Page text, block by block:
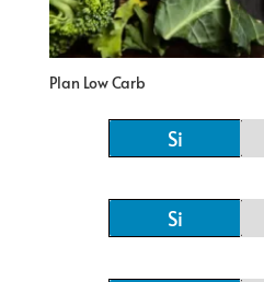
Plan Low Carb
Si
Si